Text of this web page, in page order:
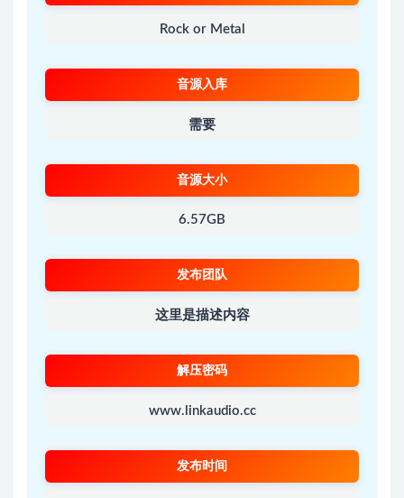
Rock or Metal
音源入库
需要
音源大小
6.57GB
发布团队
这里是描述内容
解压密码
www.linkaudio.cc
发布时间